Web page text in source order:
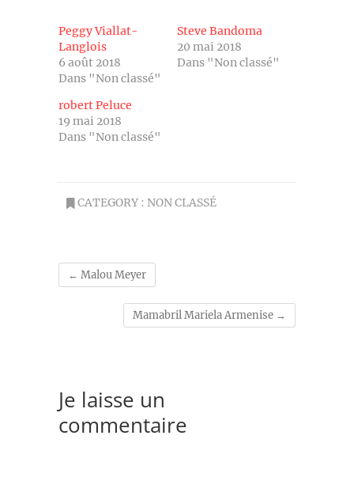
Peggy Viallat-
Langlois
6 août 2018
Dans "Non classé"
Steve Bandoma
20 mai 2018
Dans "Non classé"
robert Peluce
19 mai 2018
Dans "Non classé"
CATEGORY : NON CLASSÉ
← Malou Meyer
Mamabril Mariela Armenise →
Je laisse un
commentaire